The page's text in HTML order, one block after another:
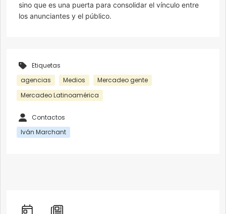
sino que es una puerta para consolidar el vínculo entre
los anunciantes y el público.
Etiquetas
agencias
Medios
Mercadeo gente
Mercadeo Latinoamérica
Contactos
Iván Marchant